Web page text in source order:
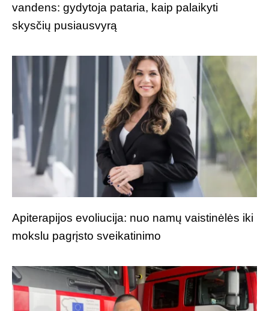
vandens: gydytoja pataria, kaip palaikyti
skysčių pusiausvyrą
Apiterapijos evoliucija: nuo namų vaistinėlės iki
mokslu pagrįsto sveikatinimo